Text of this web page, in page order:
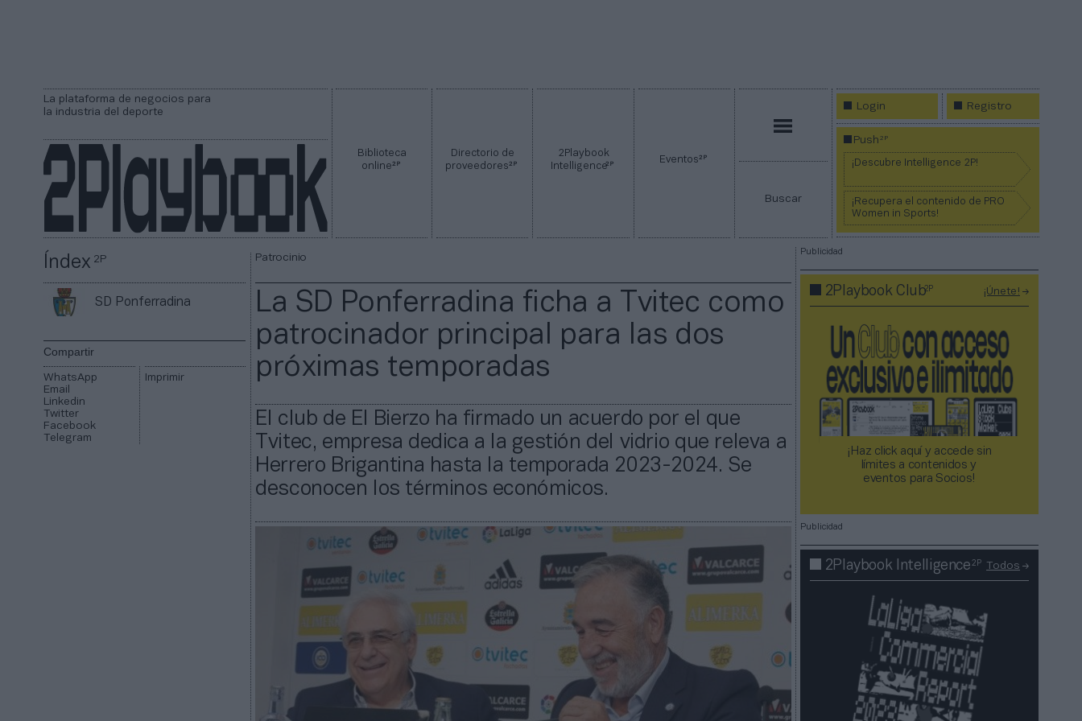
La plataforma de negocios para
la industria del deporte
Biblioteca
online2P
Directorio de
proveedores2P
2Playbook
Intelligence2P Eventos2P
Buscar
Login Registro
Push2P
¡Descubre Intelligence 2P!
¡Recupera el contenido de PRO
Women in Sports!
Índex2P
SD Ponferradina
Compartir
WhatsApp
Email
Linkedin
Twitter
Facebook
Telegram
Imprimir
Patrocinio
La SD Ponferradina ficha a Tvitec como
patrocinador principal para las dos
próximas temporadas
El club de El Bierzo ha firmado un acuerdo por el que
Tvitec, empresa dedica a la gestión del vidrio que releva a
Herrero Brigantina hasta la temporada 2023-2024. Se
desconocen los términos económicos.
Publicidad
2Playbook Club2P ¡Únete!
¡Haz click aquí y accede sin
límites a contenidos y
eventos para Socios!​​​​​​​
Publicidad
2Playbook Intelligence2P Todos